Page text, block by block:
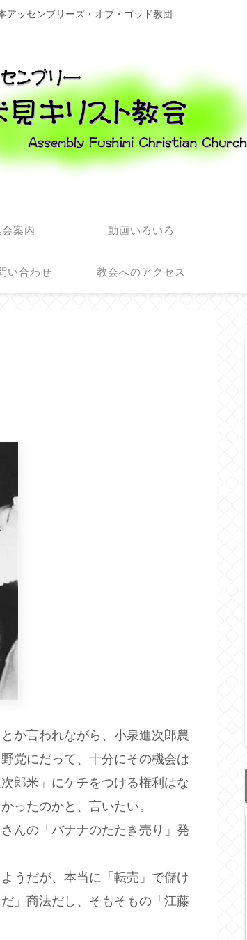
アッセンブリーズ・オブ・ゴッド教団
会案内 動画いろいろ
い合わせ 教会へのアクセス
か言われながら、小泉進次郎農
党にだって、十分にその機会は
郎米」にケチをつける権利はな
ったのかと、言いたい。
んの「バナナのたたき売り」発
うだが、本当に「転売」で儲け
」商法だし、そもそもの「江藤